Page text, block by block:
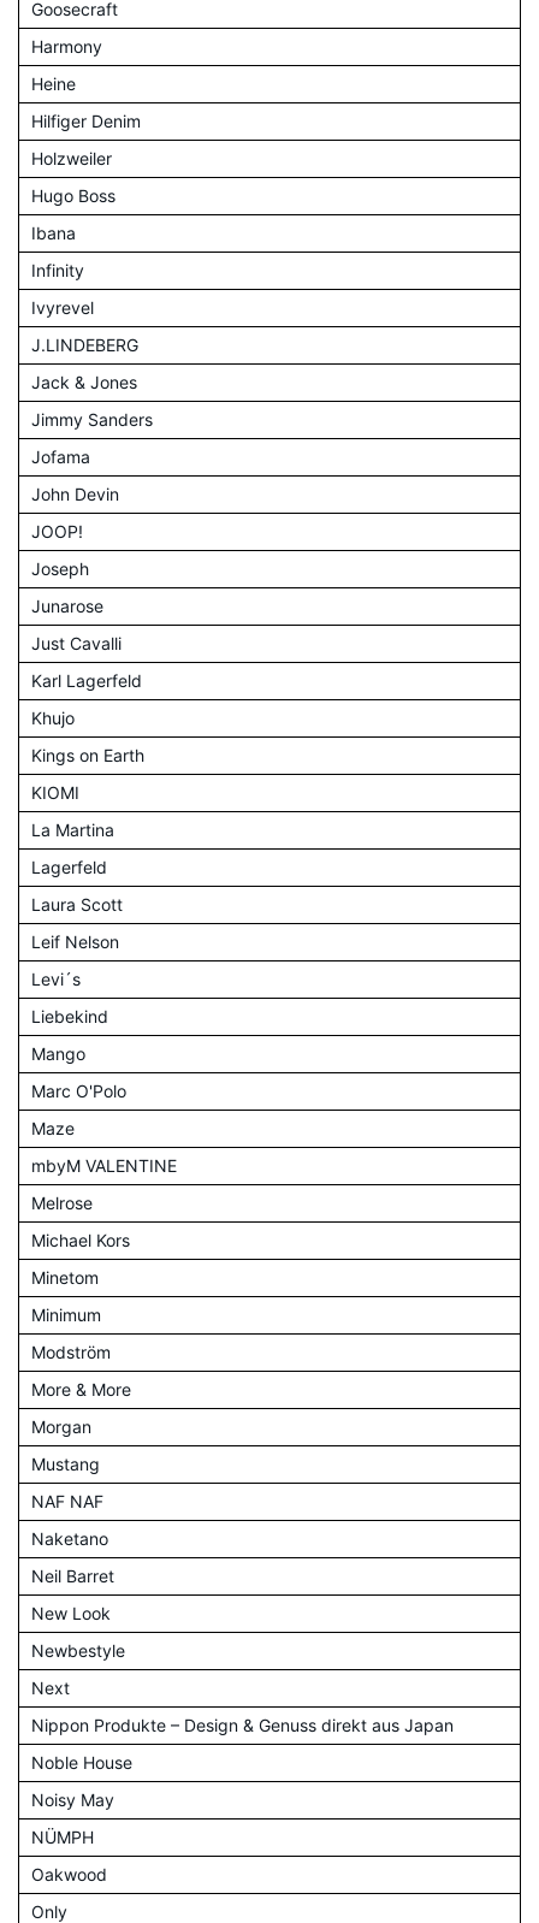
Goosecraft
Harmony
Heine
Hilfiger Denim
Holzweiler
Hugo Boss
Ibana
Infinity
Ivyrevel
J.LINDEBERG
Jack & Jones
Jimmy Sanders
Jofama
John Devin
JOOP!
Joseph
Junarose
Just Cavalli
Karl Lagerfeld
Khujo
Kings on Earth
KIOMI
La Martina
Lagerfeld
Laura Scott
Leif Nelson
Levi´s
Liebekind
Mango
Marc O'Polo
Maze
mbyM VALENTINE
Melrose
Michael Kors
Minetom
Minimum
Modström
More & More
Morgan
Mustang
NAF NAF
Naketano
Neil Barret
New Look
Newbestyle
Next
Nippon Produkte – Design & Genuss direkt aus Japan
Noble House
Noisy May
NÜMPH
Oakwood
Only